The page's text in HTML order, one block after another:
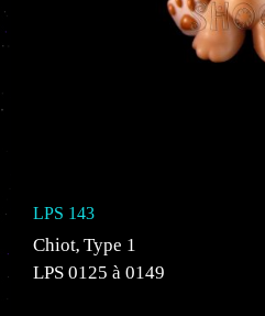
LPS 143
Chiot,Type 1
LPS 0125 à 0149